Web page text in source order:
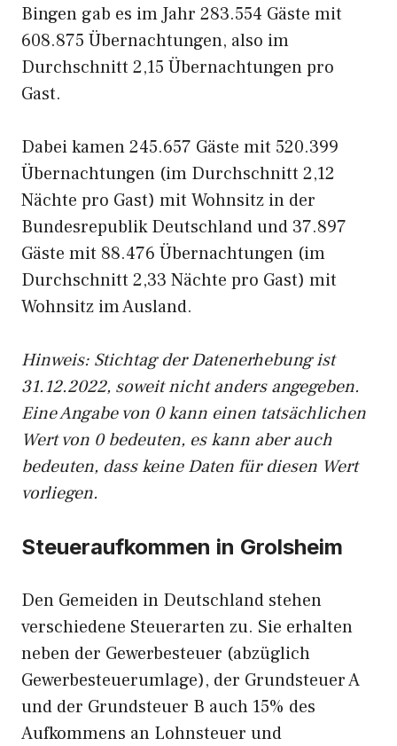
Bingen gab es im Jahr 283.554 Gäste mit
608.875 Übernachtungen, also im
Durchschnitt 2,15 Übernachtungen pro
Gast.
Dabei kamen 245.657 Gäste mit 520.399
Übernachtungen (im Durchschnitt 2,12
Nächte pro Gast) mit Wohnsitz in der
Bundesrepublik Deutschland und 37.897
Gäste mit 88.476 Übernachtungen (im
Durchschnitt 2,33 Nächte pro Gast) mit
Wohnsitz im Ausland.
Hinweis: Stichtag der Datenerhebung ist
31.12.2022, soweit nicht anders angegeben.
Eine Angabe von 0 kann einen tatsächlichen
Wert von 0 bedeuten, es kann aber auch
bedeuten, dass keine Daten für diesen Wert
vorliegen.
Steueraufkommen in Grolsheim
Den Gemeiden in Deutschland stehen
verschiedene Steuerarten zu. Sie erhalten
neben der Gewerbesteuer (abzüglich
Gewerbesteuerumlage), der Grundsteuer A
und der Grundsteuer B auch 15% des
Aufkommens an Lohnsteuer und